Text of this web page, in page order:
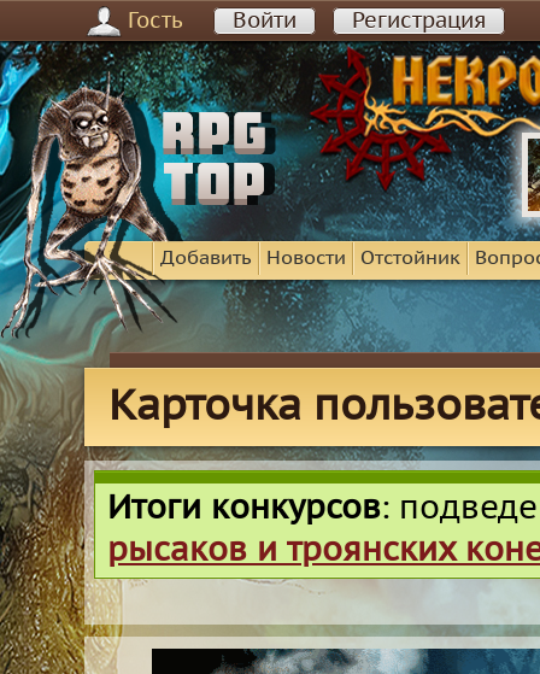
Гость Войти Регистрация
Добавить Новости Отстойник
Карточка
Итоги конкурсов:
рысаков и троянских